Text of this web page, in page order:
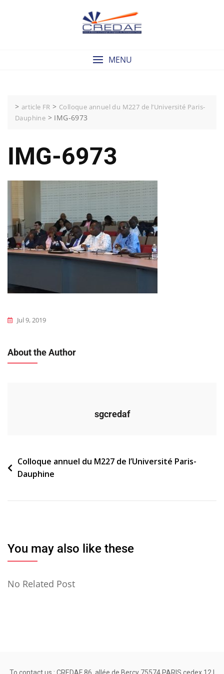
MENU
> article FR > Colloque annuel du M227 de l’Université Paris-
Dauphine > IMG-6973
IMG-6973
Jul 9, 2019
About the Author
sgcredaf
Navigation
de
Colloque annuel du M227 de l’Université Paris-
Dauphine
You may also like these
No Related Post